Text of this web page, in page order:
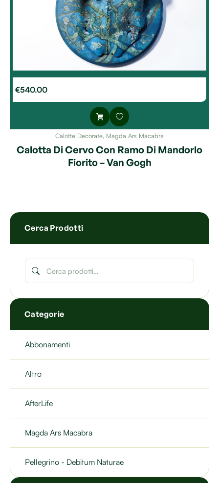
Cerca Prodotti
Categorie
Abbonamenti
Altro
AfterLife
Magda Ars Macabra
Pellegrino - Debitum Naturae
€540.00
Calotte Decorate, Magda Ars Macabra
Calotta Di Cervo Con Ramo Di Mandorlo
Fiorito – Van Gogh